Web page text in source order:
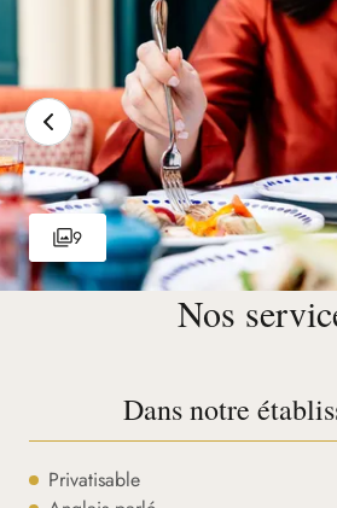
9
Nos
Dans notre
Privatisable